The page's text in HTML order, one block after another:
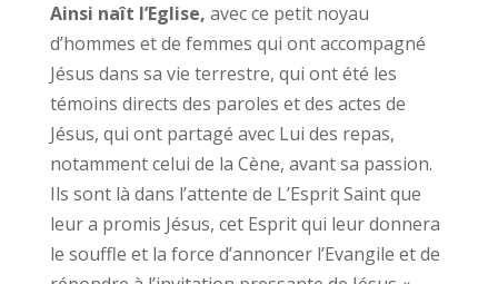
Ainsi naît l’Eglise, avec ce petit noyau
d’hommes et de femmes qui ont accompagné
Jésus dans sa vie terrestre, qui ont été les
témoins directs des paroles et des actes de
Jésus, qui ont partagé avec Lui des repas,
notamment celui de la Cène, avant sa passion.
Ils sont là dans l’attente de L’Esprit Saint que
leur a promis Jésus, cet Esprit qui leur donnera
le souffle et la force d’annoncer l’Evangile et de